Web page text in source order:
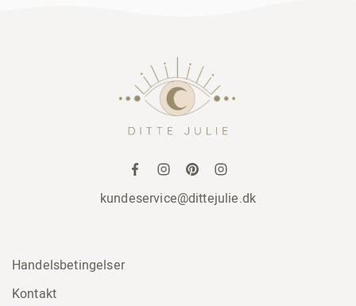
kundeservice@dittejulie.dk
Handelsbetingelser
Kontakt